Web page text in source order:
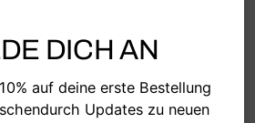
DICH AN
auf deine erste Bestellung
Updates zu neuen